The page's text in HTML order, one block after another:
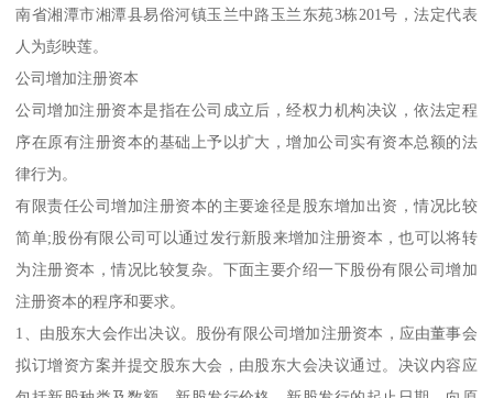
南省湘潭市湘潭县易俗河镇玉兰中路玉兰东苑3栋201号，法定代表
人为彭映莲。
公司增加注册资本
公司增加注册资本是指在公司成立后，经权力机构决议，依法定程
序在原有注册资本的基础上予以扩大，增加公司实有资本总额的法
律行为。
有限责任公司增加注册资本的主要途径是股东增加出资，情况比较
简单;股份有限公司可以通过发行新股来增加注册资本，也可以将转
为注册资本，情况比较复杂。下面主要介绍一下股份有限公司增加
注册资本的程序和要求。
1、由股东大会作出决议。股份有限公司增加注册资本，应由董事会
拟订增资方案并提交股东大会，由股东大会决议通过。决议内容应